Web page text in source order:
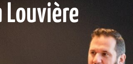
Louvière